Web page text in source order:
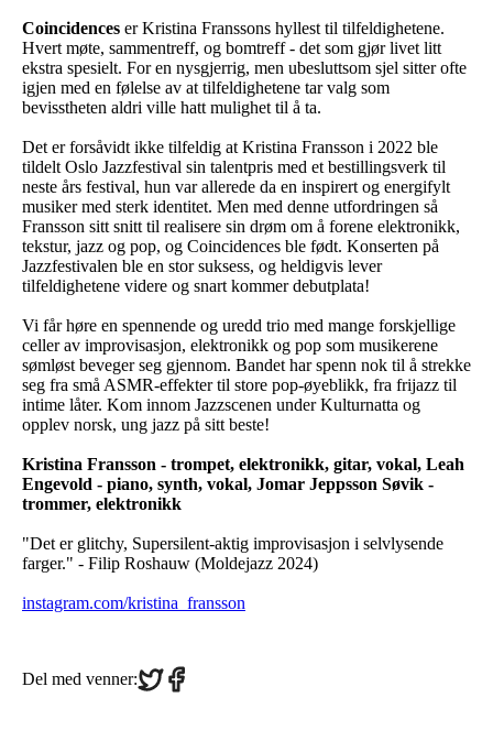
Coincidences er Kristina Franssons hyllest til tilfeldighetene.
Hvert møte, sammentreff, og bomtreff - det som gjør livet litt
ekstra spesielt. For en nysgjerrig, men ubesluttsom sjel sitter ofte
igjen med en følelse av at tilfeldighetene tar valg som
bevisstheten aldri ville hatt mulighet til å ta.
Det er forsåvidt ikke tilfeldig at Kristina Fransson i 2022 ble
tildelt Oslo Jazzfestival sin talentpris med et bestillingsverk til
neste års festival, hun var allerede da en inspirert og energifylt
musiker med sterk identitet. Men med denne utfordringen så
Fransson sitt snitt til realisere sin drøm om å forene elektronikk,
tekstur, jazz og pop, og Coincidences ble født. Konserten på
Jazzfestivalen ble en stor suksess, og heldigvis lever
tilfeldighetene videre og snart kommer debutplata!
Vi får høre en spennende og uredd trio med mange forskjellige
celler av improvisasjon, elektronikk og pop som musikerene
sømløst beveger seg gjennom. Bandet har spenn nok til å strekke
seg fra små ASMR-effekter til store pop-øyeblikk, fra frijazz til
intime låter. Kom innom Jazzscenen under Kulturnatta og
opplev norsk, ung jazz på sitt beste!
Kristina Fransson - trompet, elektronikk, gitar, vokal, Leah
Engevold - piano, synth, vokal, Jomar Jeppsson Søvik -
trommer, elektronikk
"Det er glitchy, Supersilent-aktig improvisasjon i selvlysende
farger." - Filip Roshauw (Moldejazz 2024)
instagram.com/kristina_fransson
Del med venner:Share
on
Share
on